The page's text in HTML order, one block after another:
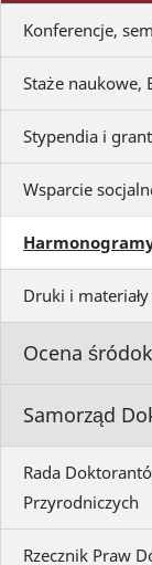
Konferencje,
Staże naukowe,
Stypendia i
Wsparcie
Druki i
Ocena
Samorząd
Rada
Przyrodniczych
Rzecznik Praw